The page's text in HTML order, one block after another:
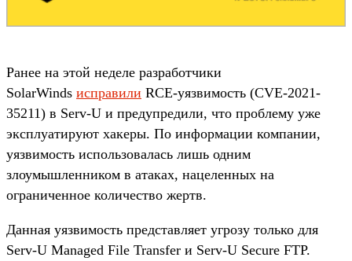
Ранее на этой неделе разработчики
SolarWinds исправили RCE-уязвимость (CVE-2021-
35211) в Serv-U и предупредили, что проблему уже
эксплуатируют хакеры. По информации компании,
уязвимость использовалась лишь одним
злоумышленником в атаках, нацеленных на
ограниченное количество жертв.
Данная уязвимость представляет угрозу только для
Serv-U Managed File Transfer и Serv-U Secure FTP.